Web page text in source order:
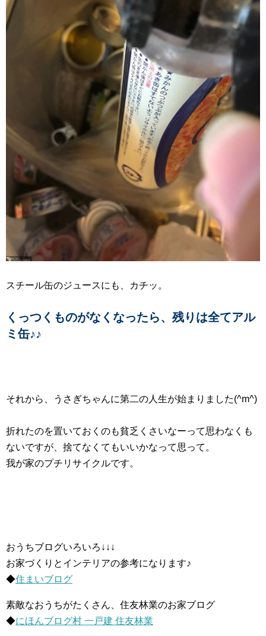
スチール缶のジュースにも、カチッ。
くっつくものがなくなったら、残りは全てアル
ミ缶♪♪
それから、うさぎちゃんに第二の人生が始まりました(^m^)
折れたのを置いておくのも貧乏くさいなーって思わなくも
ないですが、捨てなくてもいいかなって思って。
我が家のプチリサイクルです。
おうちブログいろいろ↓↓↓
お家づくりとインテリアの参考になります♪
◆住まいブログ
素敵なおうちがたくさん、住友林業のお家ブログ
◆にほんブログ村 一戸建 住友林業